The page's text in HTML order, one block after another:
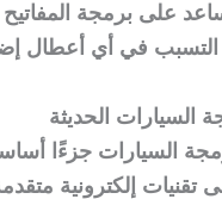
على برمجة المفاتيح
التسبب في أي أعطال
السيارات الحديثة
السيارات جزءًا
تقنيات إلكترونية